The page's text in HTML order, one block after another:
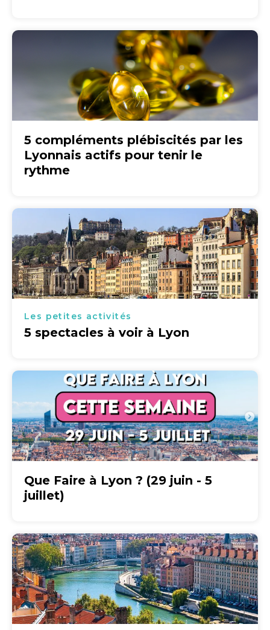
5 compléments plébiscités par les
Lyonnais actifs pour tenir le
rythme
Les petites activités
5 spectacles à voir à Lyon
Que Faire à Lyon ? (29 juin - 5
juillet)